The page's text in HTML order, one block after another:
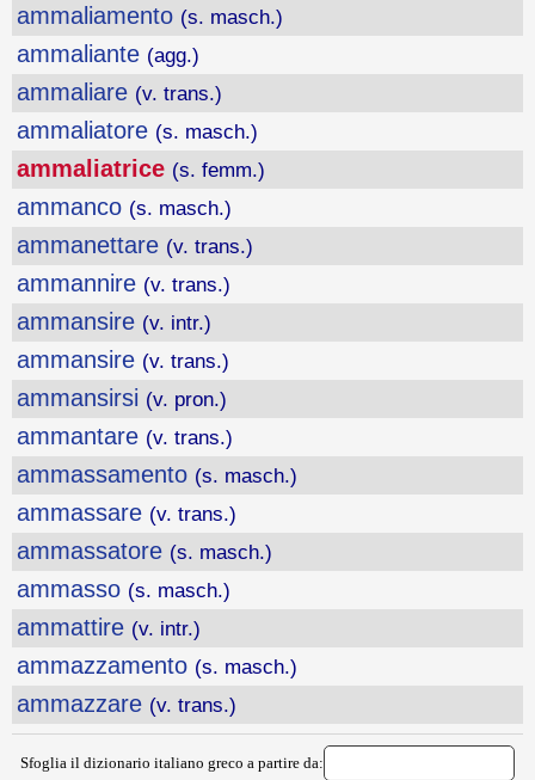
ammaliamento (s. masch.)
ammaliante (agg.)
ammaliare (v. trans.)
ammaliatore (s. masch.)
ammaliatrice (s. femm.)
ammanco (s. masch.)
ammanettare (v. trans.)
ammannire (v. trans.)
ammansire (v. intr.)
ammansire (v. trans.)
ammansirsi (v. pron.)
ammantare (v. trans.)
ammassamento (s. masch.)
ammassare (v. trans.)
ammassatore (s. masch.)
ammasso (s. masch.)
ammattire (v. intr.)
ammazzamento (s. masch.)
ammazzare (v. trans.)
Sfoglia il dizionario italiano greco a partire da: